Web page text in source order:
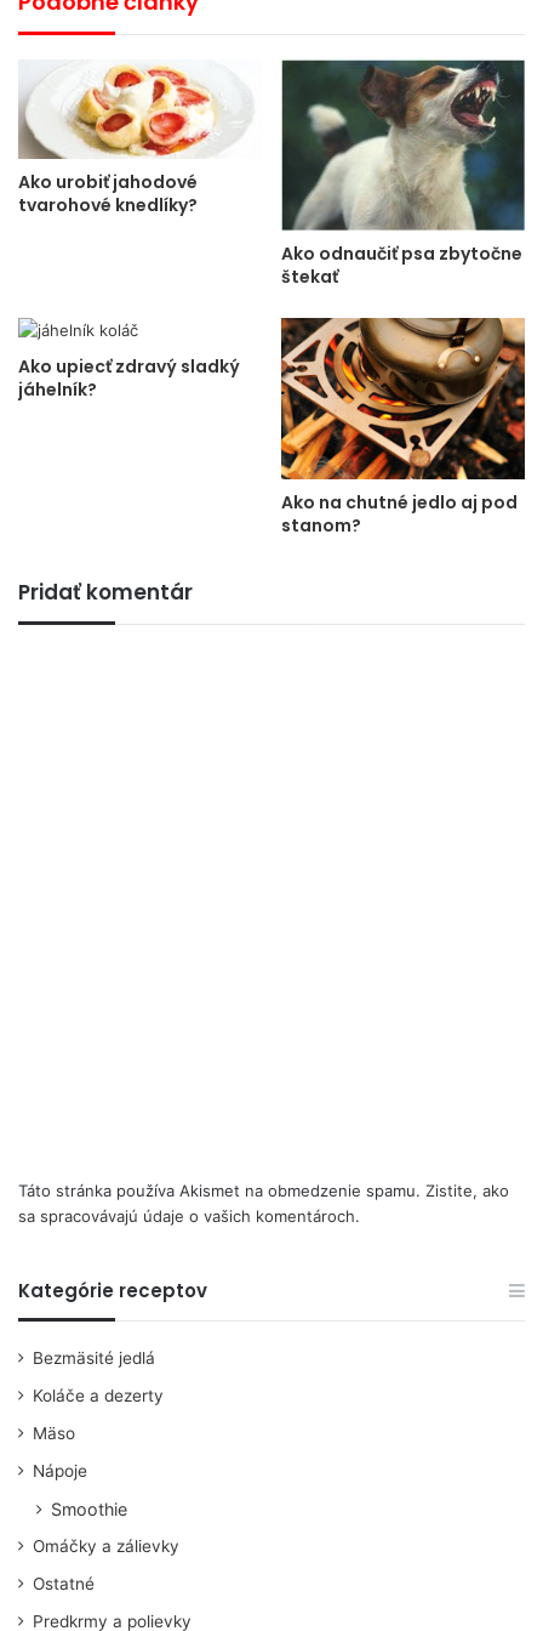
Ako urobiť jahodové
tvarohové knedlíky?
Ako odnaučiť psa zbytočne
štekať
Ako upiecť zdravý sladký
jáhelník?
Ako na chutné jedlo aj pod
stanom?
Pridať komentár
Táto stránka používa Akismet na obmedzenie spamu. Zistite, ako
sa spracovávajú údaje o vašich komentároch.
Kategórie receptov
Bezmäsité jedlá
Koláče a dezerty
Mäso
Nápoje
Smoothie
Omáčky a zálievky
Ostatné
Predkrmy a polievky